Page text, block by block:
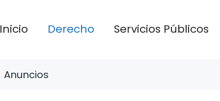
Inicio Derecho Servicios Públicos
Anuncios